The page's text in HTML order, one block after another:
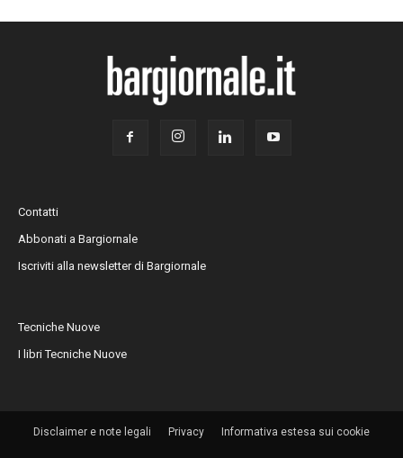
Contatti
Abbonati a Bargiornale
Iscriviti alla newsletter di Bargiornale
Tecniche Nuove
I libri Tecniche Nuove
Disclaimer e note legali Privacy Informativa estesa sui cookie